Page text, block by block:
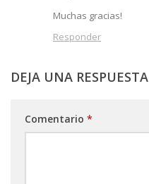
Muchas gracias!
Responder
DEJA UNA RESPUESTA
Comentario *